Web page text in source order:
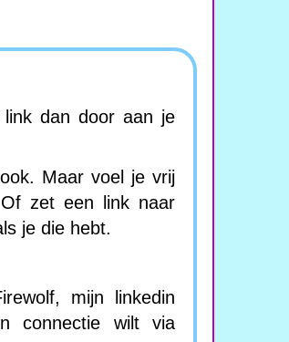
dan door aan je
Maar voel je vrij
zet een link naar
je die hebt.
mijn linkedin
connectie wilt via